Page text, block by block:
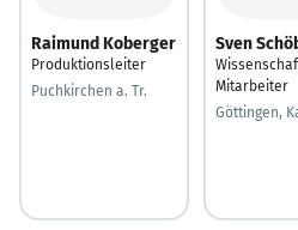
Raimund Koberger
Produktionsleiter
Puchkirchen a. Tr.
Sven
Mitarbeiter
Göttingen,